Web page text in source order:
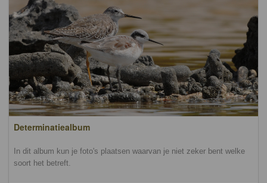
Determinatiealbum
In dit album kun je foto's plaatsen waarvan je niet zeker bent welke
soort het betreft.